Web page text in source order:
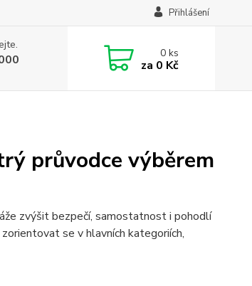
Přihlášení
0ks
za 0 Kč
průvodce výběrem
zvýšit bezpečí, samostatnost i pohodlí
se v hlavních kategoriích,